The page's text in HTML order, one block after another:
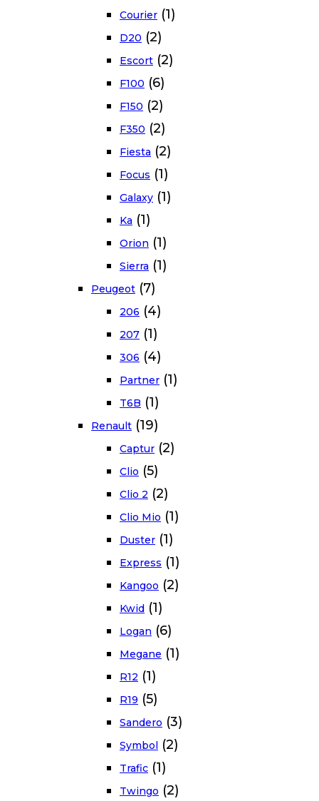
Courier (1)
D20 (2)
Escort (2)
F100 (6)
F150 (2)
F350 (2)
Fiesta (2)
Focus (1)
Galaxy (1)
Ka (1)
Orion (1)
Sierra (1)
Peugeot (7)
206 (4)
207 (1)
306 (4)
Partner (1)
T6B (1)
Renault (19)
Captur (2)
Clio (5)
Clio 2 (2)
Clio Mio (1)
Duster (1)
Express (1)
Kangoo (2)
Kwid (1)
Logan (6)
Megane (1)
R12 (1)
R19 (5)
Sandero (3)
Symbol (2)
Trafic (1)
Twingo (2)